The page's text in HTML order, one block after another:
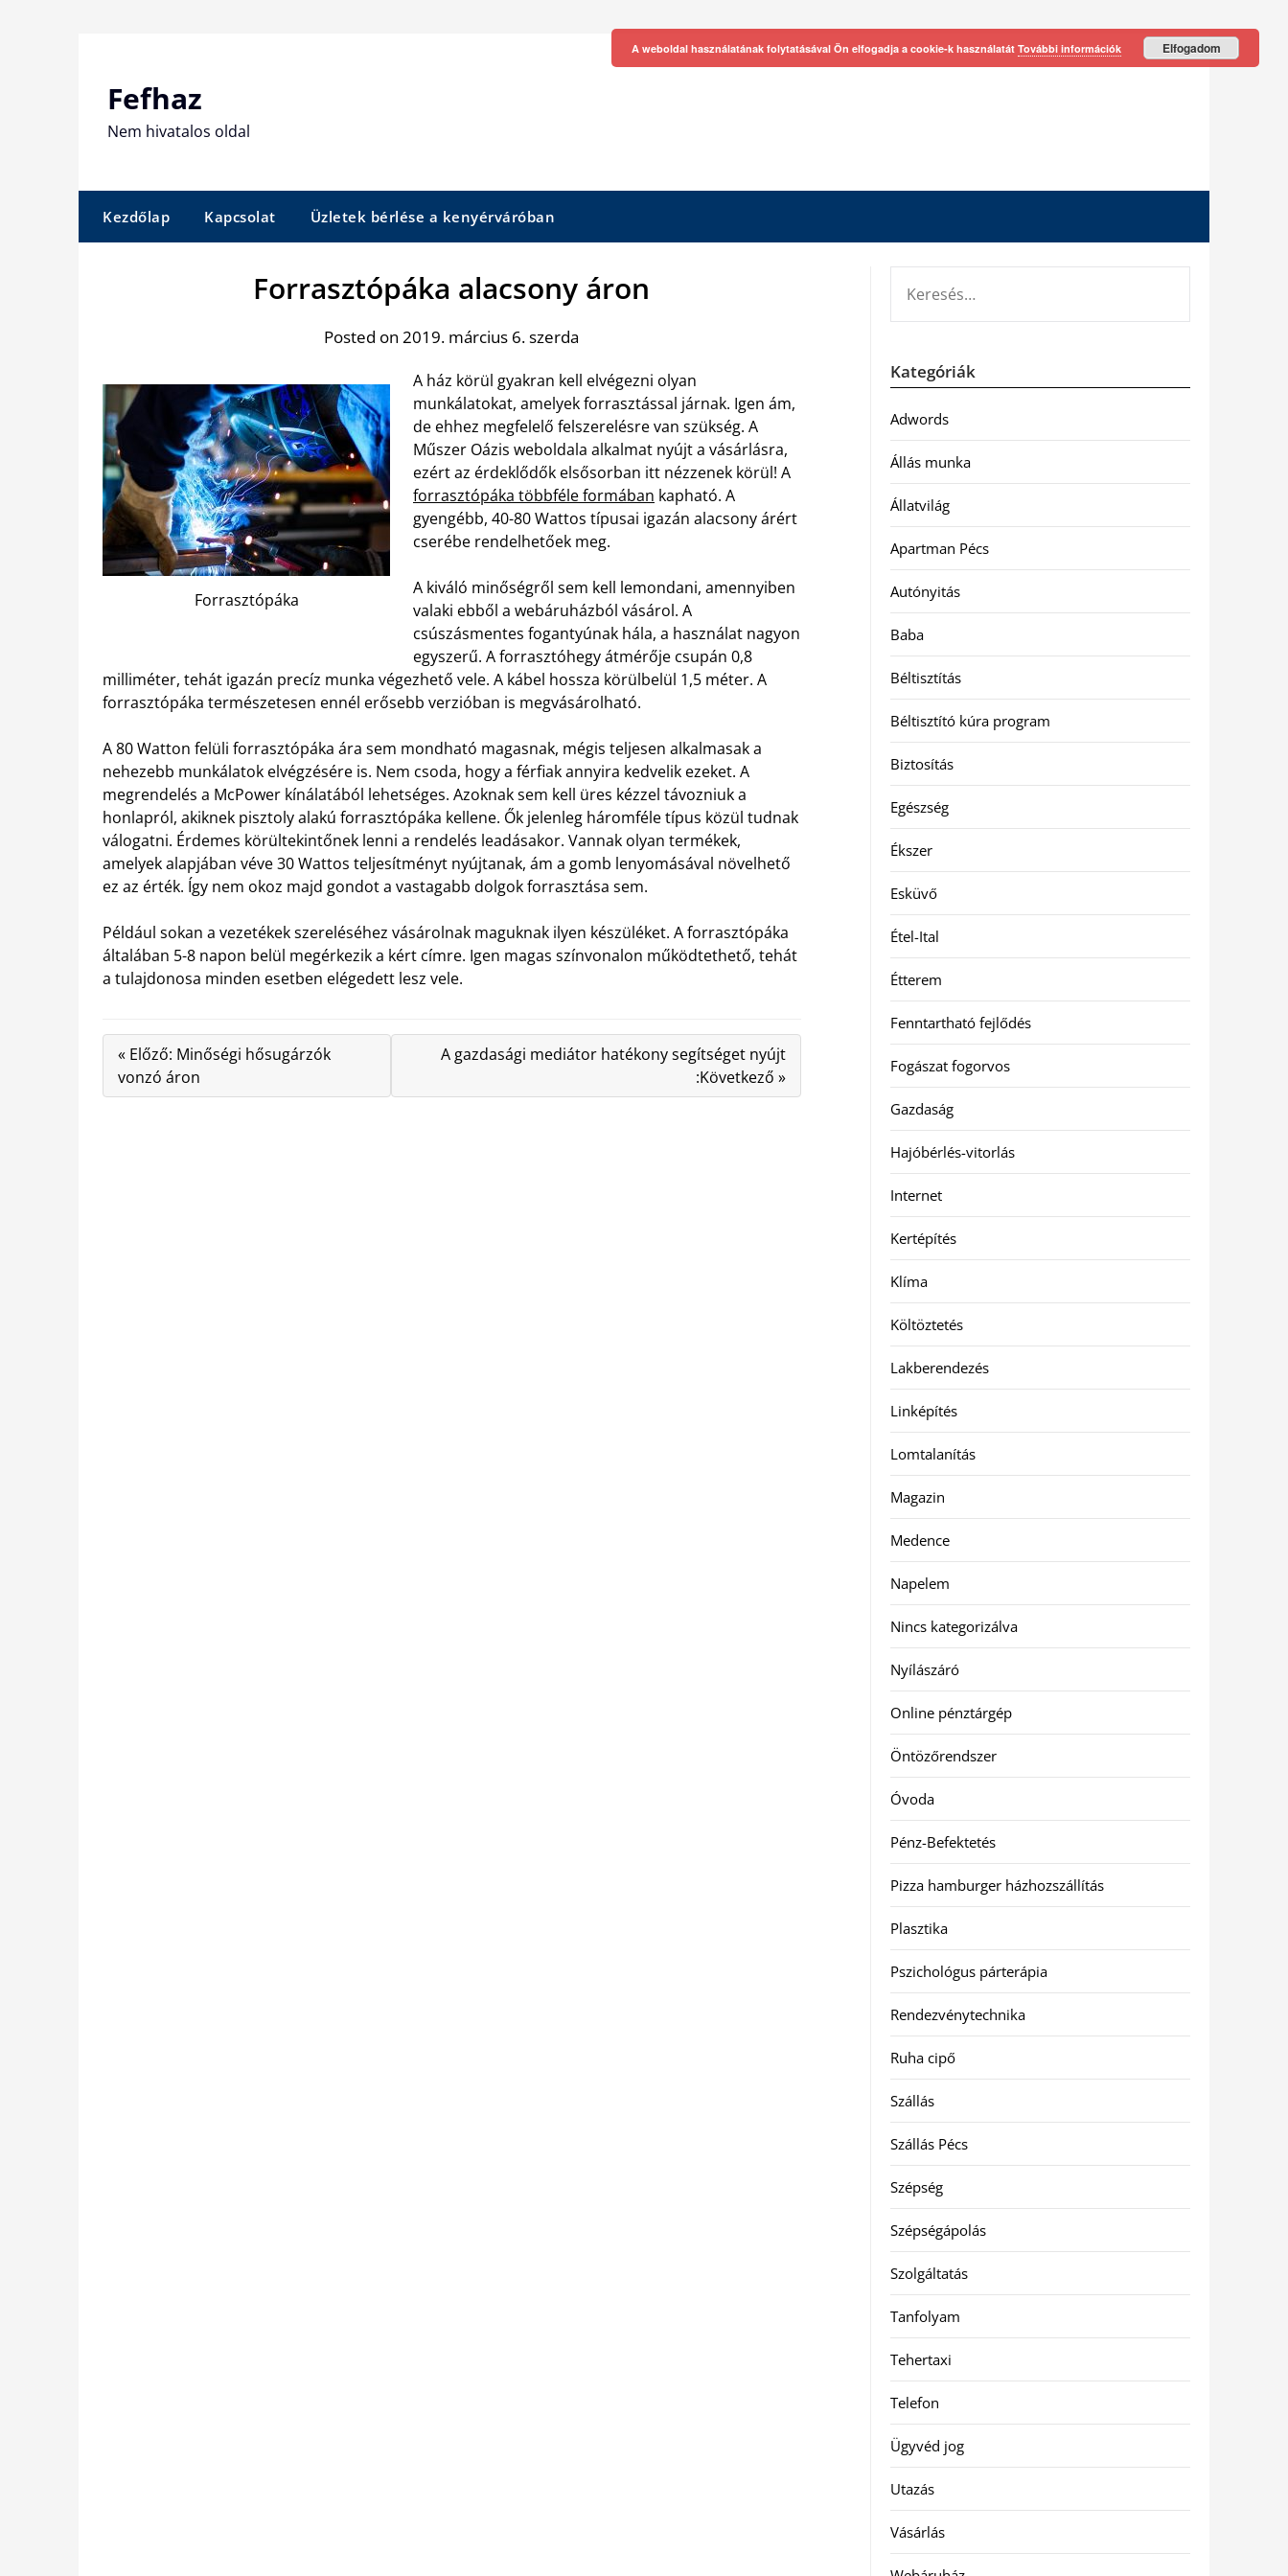
Fefhaz
Nem hivatalos oldal
Kezdőlap Kapcsolat Üzletek bérlése a kenyérváróban
Forrasztópáka alacsony áron
Posted on 2019. március 6. szerda
Forrasztópáka
A ház körül gyakran kell elvégezni olyan
munkálatokat, amelyek forrasztással járnak. Igen ám,
de ehhez megfelelő felszerelésre van szükség. A
Műszer Oázis weboldala alkalmat nyújt a vásárlásra,
ezért az érdeklődők elsősorban itt nézzenek körül! A
forrasztópáka többféle formában kapható. A
gyengébb, 40-80 Wattos típusai igazán alacsony árért
cserébe rendelhetőek meg.
A kiváló minőségről sem kell lemondani, amennyiben
valaki ebből a webáruházból vásárol. A
csúszásmentes fogantyúnak hála, a használat nagyon
egyszerű. A forrasztóhegy átmérője csupán 0,8
milliméter, tehát igazán precíz munka végezhető vele. A kábel hossza körülbelül 1,5 méter. A
forrasztópáka természetesen ennél erősebb verzióban is megvásárolható.
A 80 Watton felüli forrasztópáka ára sem mondható magasnak, mégis teljesen alkalmasak a
nehezebb munkálatok elvégzésére is. Nem csoda, hogy a férfiak annyira kedvelik ezeket. A
megrendelés a McPower kínálatából lehetséges. Azoknak sem kell üres kézzel távozniuk a
honlapról, akiknek pisztoly alakú forrasztópáka kellene. Ők jelenleg háromféle típus közül tudnak
válogatni. Érdemes körültekintőnek lenni a rendelés leadásakor. Vannak olyan termékek,
amelyek alapjában véve 30 Wattos teljesítményt nyújtanak, ám a gomb lenyomásával növelhető
ez az érték. Így nem okoz majd gondot a vastagabb dolgok forrasztása sem.
Például sokan a vezetékek szereléséhez vásárolnak maguknak ilyen készüléket. A forrasztópáka
általában 5-8 napon belül megérkezik a kért címre. Igen magas színvonalon működtethető, tehát
a tulajdonosa minden esetben elégedett lesz vele.
« Előző: Minőségi hősugárzók
vonzó áron
A gazdasági mediátor hatékony segítséget nyújt
:Következő »
Kategóriák
Adwords
Állás munka
Állatvilág
Apartman Pécs
Autónyitás
Baba
Béltisztítás
Béltisztító kúra program
Biztosítás
Egészség
Ékszer
Esküvő
Étel-Ital
Étterem
Fenntartható fejlődés
Fogászat fogorvos
Gazdaság
Hajóbérlés-vitorlás
Internet
Kertépítés
Klíma
Költöztetés
Lakberendezés
Linképítés
Lomtalanítás
Magazin
Medence
Napelem
Nincs kategorizálva
Nyílászáró
Online pénztárgép
Öntözőrendszer
Óvoda
Pénz-Befektetés
Pizza hamburger házhozszállítás
Plasztika
Pszichológus párterápia
Rendezvénytechnika
Ruha cipő
Szállás
Szállás Pécs
Szépség
Szépségápolás
Szolgáltatás
Tanfolyam
Tehertaxi
Telefon
Ügyvéd jog
Utazás
Vásárlás
A weboldal használatának folytatásával Ön elfogadja a cookie-k használatát További információk Elfogadom